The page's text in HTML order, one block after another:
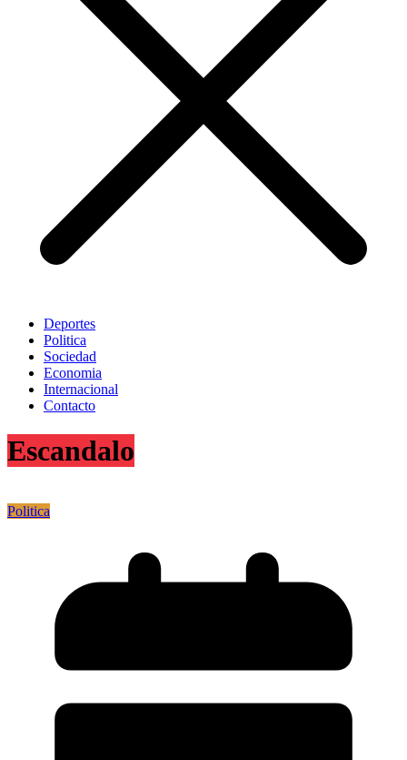
Deportes
Politica
Sociedad
Economia
Internacional
Contacto
Escandalo
Politica